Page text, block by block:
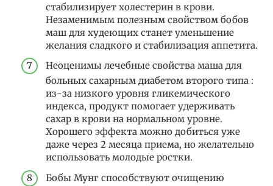
стабилизирует холестерин в крови.
Незаменимым полезным свойством бобов
маш для худеющих станет уменьшение
желания сладкого и стабилизация аппетита.
Неоценимы лечебные свойства маша для
больных сахарным диабетом второго типа :
из-за низкого уровня гликемического
индекса, продукт помогает удерживать
сахар в крови на нормальном уровне.
Хорошего эффекта можно добиться уже
даже через 2 месяца приема, но желательно
использовать молодые ростки.
Бобы Мунг способствуют очищению